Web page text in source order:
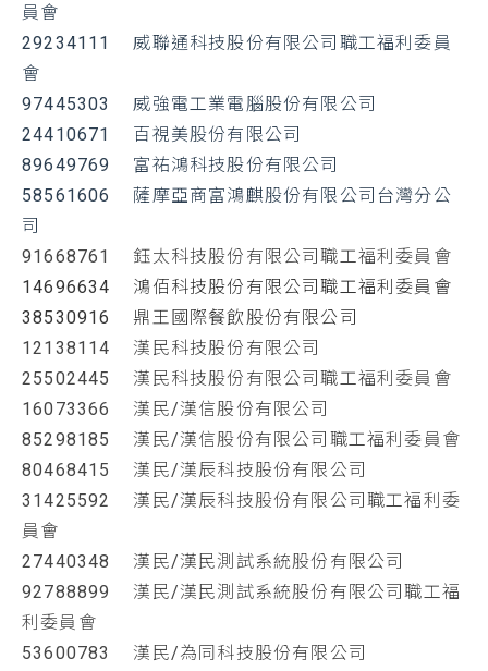
員會
29234111 威聯通科技股份有限公司職工福利委員
會
97445303 威強電工業電腦股份有限公司
24410671 百視美股份有限公司
89649769 富祐鴻科技股份有限公司
58561606 薩摩亞商富鴻麒股份有限公司台灣分公
司
91668761 鈺太科技股份有限公司職工福利委員會
14696634 鴻佰科技股份有限公司職工福利委員會
38530916 鼎王國際餐飲股份有限公司
12138114 漢民科技股份有限公司
25502445 漢民科技股份有限公司職工福利委員會
16073366 漢民/漢信股份有限公司
85298185 漢民/漢信股份有限公司職工福利委員會
80468415 漢民/漢辰科技股份有限公司
31425592 漢民/漢辰科技股份有限公司職工福利委
員會
27440348 漢民/漢民測試系統股份有限公司
92788899 漢民/漢民測試系統股份有限公司職工福
利委員會
53600783 漢民/為同科技股份有限公司